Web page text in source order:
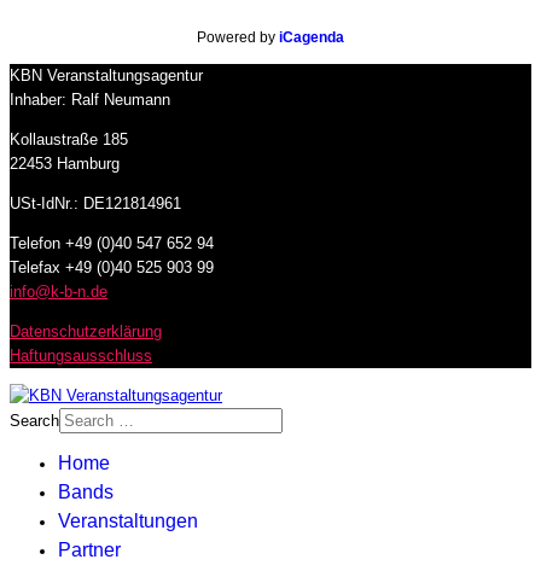
Powered by iCagenda
KBN Veranstaltungsagentur
Inhaber: Ralf Neumann
Kollaustraße 185
22453 Hamburg
USt-IdNr.: DE121814961
Telefon +49 (0)40 547 652 94
Telefax +49 (0)40 525 903 99
info@k-b-n.de
Datenschutzerklärung
Haftungsausschluss
Search
Home
Bands
Veranstaltungen
Partner